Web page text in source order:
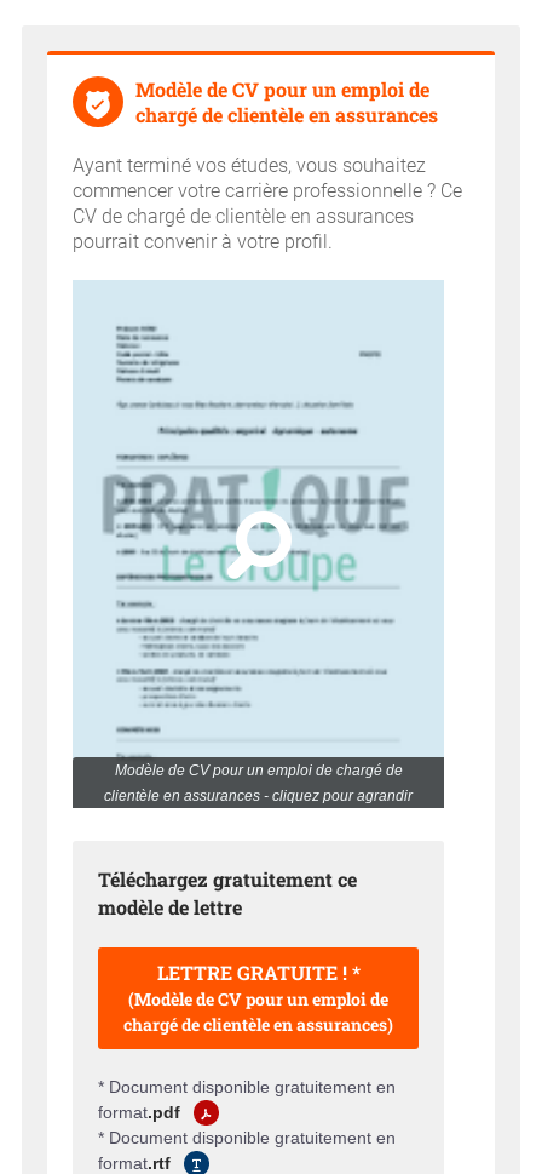
Modèle de CV pour un emploi de
chargé de clientèle en assurances
Ayant terminé vos études, vous souhaitez
commencer votre carrière professionnelle ? Ce
CV de chargé de clientèle en assurances
pourrait convenir à votre profil.
Modèle de CV pour un emploi de chargé de
clientèle en assurances - cliquez pour agrandir
Téléchargez gratuitement ce
modèle de lettre
LETTRE GRATUITE ! *
(Modèle de CV pour un emploi de
chargé de clientèle en assurances)
* Document disponible gratuitement en
format.pdf
* Document disponible gratuitement en
format.rtf